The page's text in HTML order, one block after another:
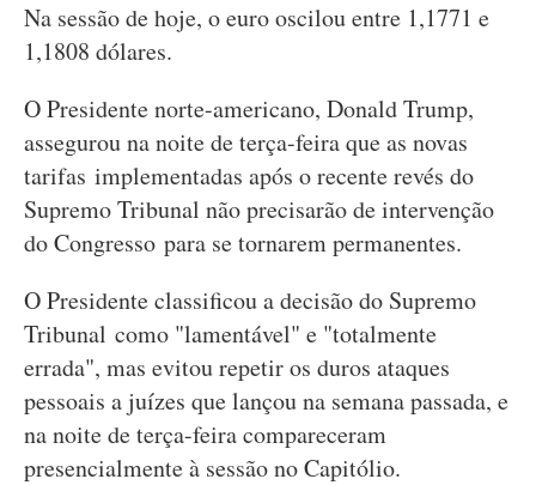
Na sessão de hoje, o euro oscilou entre 1,1771 e
1,1808 dólares.
O Presidente norte-americano, Donald Trump,
assegurou na noite de terça-feira que as novas
tarifas implementadas após o recente revés do
Supremo Tribunal não precisarão de intervenção
do Congresso para se tornarem permanentes.
O Presidente classificou a decisão do Supremo
Tribunal como "lamentável" e "totalmente
errada", mas evitou repetir os duros ataques
pessoais a juízes que lançou na semana passada, e
na noite de terça-feira compareceram
presencialmente à sessão no Capitólio.